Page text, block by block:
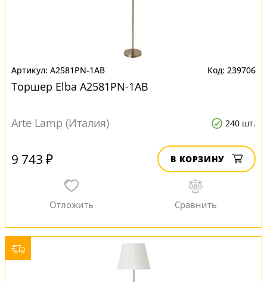
A2581PN-1AB 239706
Торшер Elba A2581PN-1AB
Arte Lamp (Италия) 240 шт.
9 743 ₽ В КОРЗИНУ